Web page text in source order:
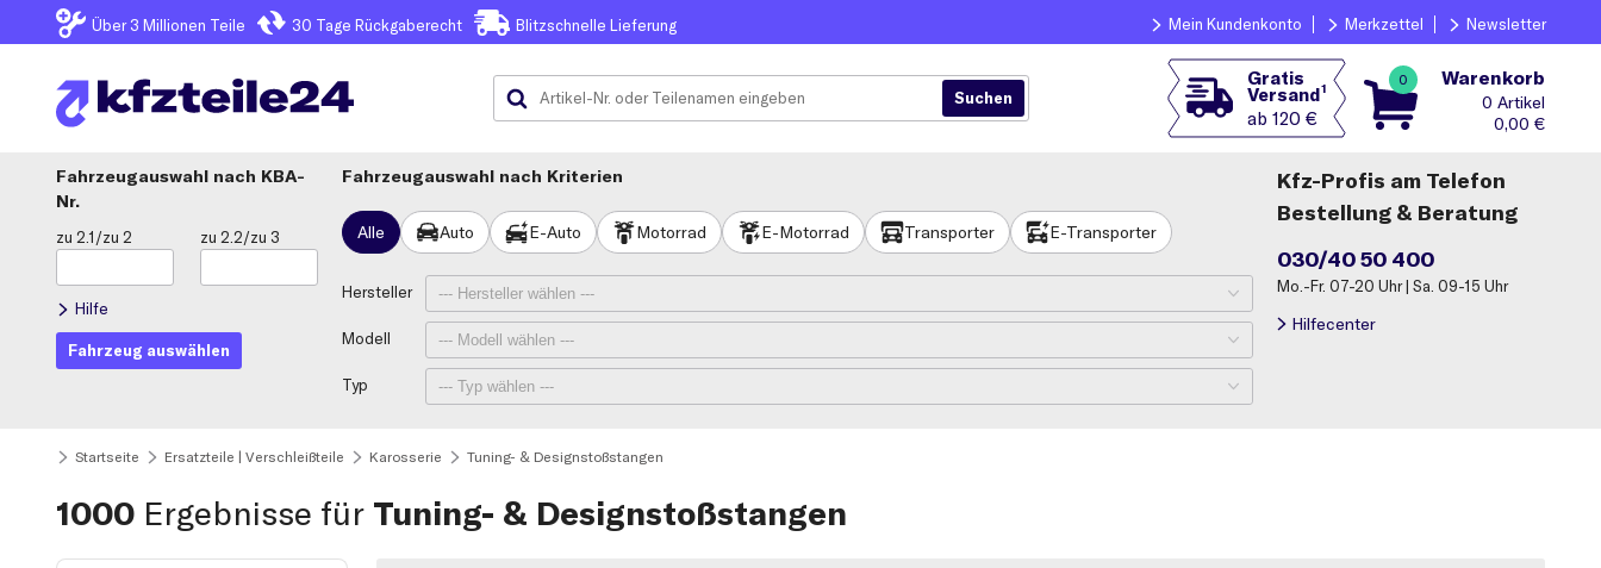
Über 3 Millionen Teile 30 Tage Rückgaberecht Blitzschnelle Lieferung Mein Kundenkonto Merkzettel Newsletter
Gratis
Versand1
ab 120 €
0 Warenkorb
0
0,00 €
Fahrzeugauswahl
KBA-
Nr.
zu 2.1/zu 2 zu 2.2/zu 3
Hilfe
Fahrzeug auswählen
Fahrzeugauswahl nach Kriterien
Alle Auto E-Auto Motorrad E-Motorrad Transporter E-Transporter
Hersteller
Modell
Typ
Kfz-Profis am Telefon
Bestellung & Beratung
030/40 50 400
Mo.-Fr. 07-20 Uhr | Sa. 09-15 Uhr
Hilfecenter
Startseite Ersatzteile | Verschleißteile Karosserie Tuning- & Designstoßstangen
1000 Ergebnisse für Tuning- & Designstoßstangen